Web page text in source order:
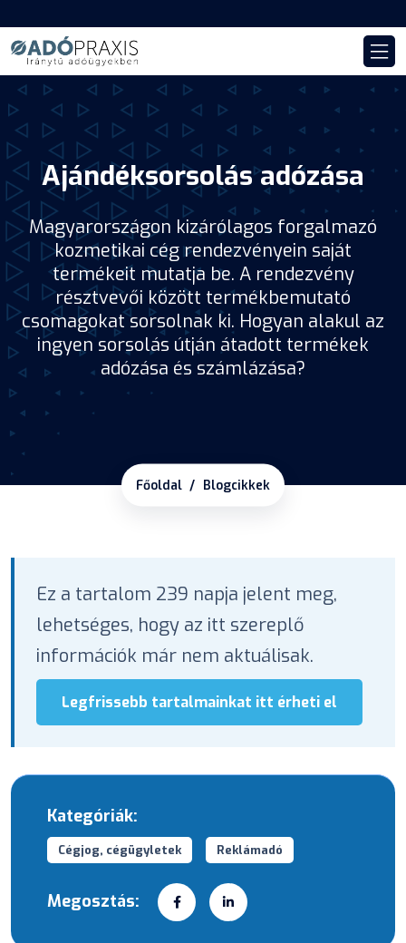
Ajándéksorsolás adózása
Magyarországon kizárólagos forgalmazó
kozmetikai cég rendezvényein saját
termékeit mutatja be. A rendezvény
résztvevői között termékbemutató
csomagokat sorsolnak ki. Hogyan alakul az
ingyen sorsolás útján átadott termékek
adózása és számlázása?
Főoldal Blogcikkek
Ez a tartalom 239 napja jelent meg,
lehetséges, hogy az itt szereplő
információk már nem aktuálisak.
Legfrissebb tartalmainkat itt érheti el
Kategóriák:
Cégjog, cégügyletek Reklámadó
Megosztás: